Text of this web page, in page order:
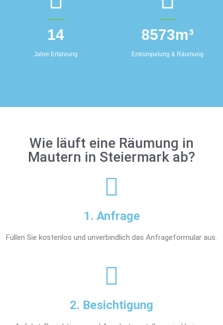
14
Jahre Erfahrung
8573m³
Entrümpelung & Räumung
Wie läuft eine Räumung in
Mautern in Steiermark ab?
1. Anfrage
Füllen Sie kostenlos und unverbindlich das Anfrageformular aus.
2. Besichtigung